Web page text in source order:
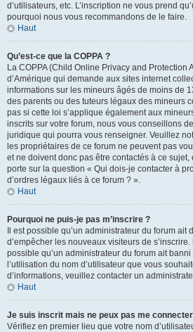
d’utilisateurs, etc. L’inscription ne vous prend
pourquoi nous vous recommandons de le faire.
Haut
Qu’est-ce que la COPPA ?
La COPPA (Child Online Privacy and Protection
d’Amérique qui demande aux sites internet
informations sur les mineurs âgés de moins de
des parents ou des tuteurs légaux des mineurs
pas si cette loi s’applique également aux
inscrits sur votre forum, nous vous conseillons
juridique qui pourra vous renseigner. Veuillez
les propriétaires de ce forum ne peuvent pas
et ne doivent donc pas être contactés à ce sujet,
porte sur la question « Qui dois-je contacter à
d’ordres légaux liés à ce forum ? ».
Haut
Pourquoi ne puis-je pas m’inscrire ?
Il est possible qu’un administrateur du forum
d’empêcher les nouveaux visiteurs de
possible qu’un administrateur du forum ait
l’utilisation du nom d’utilisateur que vous
d’informations, veuillez contacter un
Haut
Je suis inscrit mais ne peux pas me
Vérifiez en premier lieu que votre nom